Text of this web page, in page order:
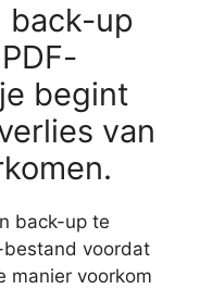
back-up
begint
van
back-up te
bestand voordat
manier voorkom